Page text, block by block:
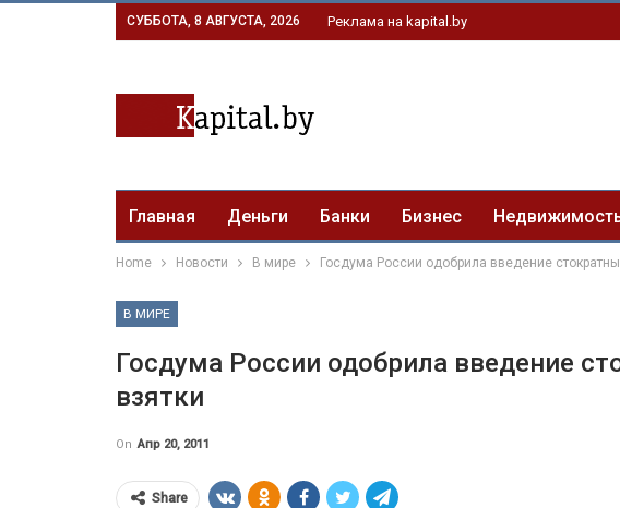
СУББОТА, 8 АВГУСТА, 2026 Реклама на kapital.by
Главная Деньги Банки Бизнес
Home Новости В мире Госдума России одобрила введение
В МИРЕ
Госдума России одобрила введение
взятки
On Апр 20, 2011
Share